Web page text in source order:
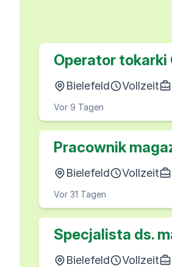
Operator tokarki
Bielefeld Vollzeit
Vor 9 Tagen
Pracownik
Bielefeld Vollzeit
Vor 31 Tagen
Specjalista ds.
Bielefeld Vollzeit